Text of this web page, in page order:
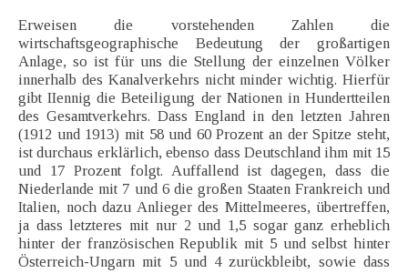
Erweisen die vorstehenden Zahlen die
wirtschaftsgeographische Bedeutung der großartigen
Anlage, so ist für uns die Stellung der einzelnen Völker
innerhalb des Kanalverkehrs nicht minder wichtig. Hierfür
gibt IIennig die Beteiligung der Nationen in Hundertteilen
des Gesamtverkehrs. Dass England in den letzten Jahren
(1912 und 1913) mit 58 und 60 Prozent an der Spitze steht,
ist durchaus erklärlich, ebenso dass Deutschland ihm mit 15
und 17 Prozent folgt. Auffallend ist dagegen, dass die
Niederlande mit 7 und 6 die großen Staaten Frankreich und
Italien, noch dazu Anlieger des Mittelmeeres, übertreffen,
ja dass letzteres mit nur 2 und 1,5 sogar ganz erheblich
hinter der französischen Republik mit 5 und selbst hinter
Österreich-Ungarn mit 5 und 4 zurückbleibt, sowie dass